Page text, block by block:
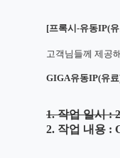
[프록시 -유동IP(
고객님들께 제공
GIGA유동IP(유료
1.작업 일시:
2. 작업 내용 :